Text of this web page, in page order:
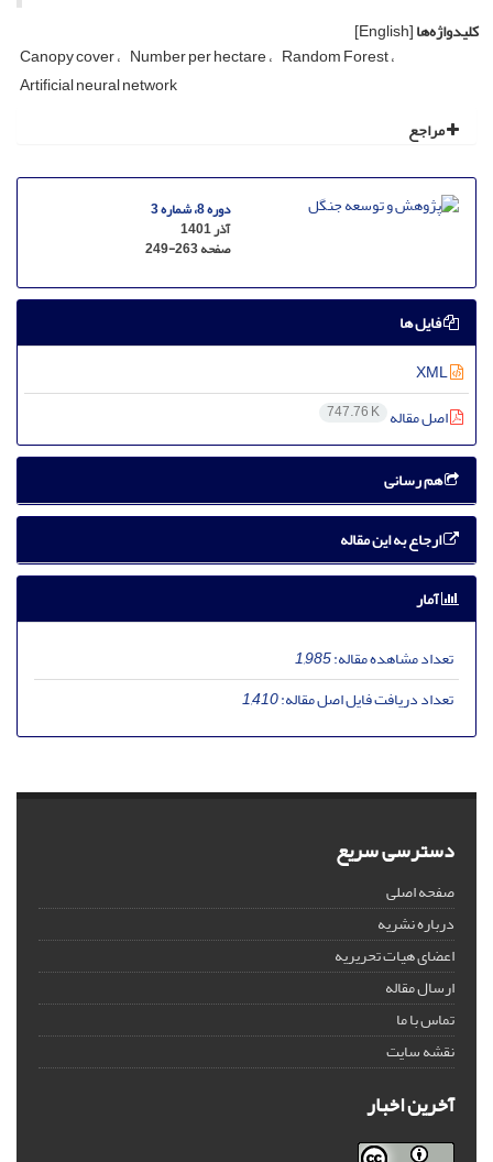
کلیدواژه‌ها[English]
Canopy cover Number per hectare Random Forest
Artificial neural network
مراجع
دوره 8، شماره 3
آذر 1401
صفحه249-263
فایل ها
اصل مقاله 747.76 K
هم رسانی
ارجاع به این مقاله
آمار
تعداد مشاهده مقاله:1,985
تعداد دریافت فایل اصل مقاله:1,410
دسترسی سریع
صفحه اصلی
درباره نشریه
اعضای هیات تحریریه
ارسال مقاله
تماس با ما
نقشه سایت
آخرین اخبار